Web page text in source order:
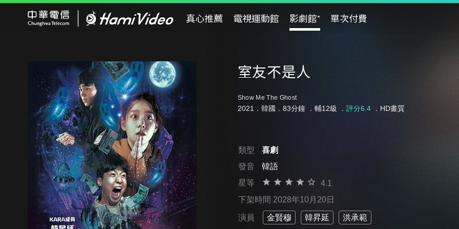
真心推薦 電視運動館 影劇館⁺ 單次付費
室友不是人
Show Me The Ghost
2021．韓國．83分鐘 ． 輔12級 ． 評分6.4．HD畫質
類型
喜劇
發音
韓語
星等
4.1
下架時間 2028年10月20日
演員 金賢穆 韓昇延 洪承範